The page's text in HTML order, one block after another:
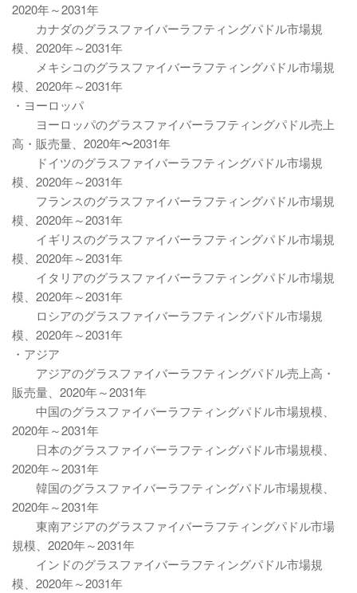
2020年～2031年
カナダのグラスファイバーラフティングパドル市場規
模、2020年～2031年
メキシコのグラスファイバーラフティングパドル市場規
模、2020年～2031年
・ヨーロッパ
ヨーロッパのグラスファイバーラフティングパドル売上
高・販売量、2020年〜2031年
ドイツのグラスファイバーラフティングパドル市場規
模、2020年～2031年
フランスのグラスファイバーラフティングパドル市場規
模、2020年～2031年
イギリスのグラスファイバーラフティングパドル市場規
模、2020年～2031年
イタリアのグラスファイバーラフティングパドル市場規
模、2020年～2031年
ロシアのグラスファイバーラフティングパドル市場規
模、2020年～2031年
・アジア
アジアのグラスファイバーラフティングパドル売上高・
販売量、2020年～2031年
中国のグラスファイバーラフティングパドル市場規模、
2020年～2031年
日本のグラスファイバーラフティングパドル市場規模、
2020年～2031年
韓国のグラスファイバーラフティングパドル市場規模、
2020年～2031年
東南アジアのグラスファイバーラフティングパドル市場
規模、2020年～2031年
インドのグラスファイバーラフティングパドル市場規
模、2020年～2031年